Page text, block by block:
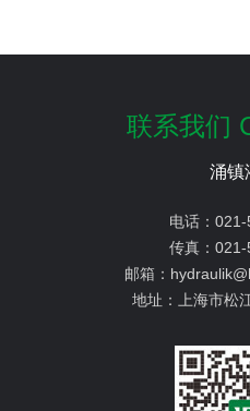
联系我们
涌镇
电话： 021-
传真： 021-
邮箱：
地址：
上海市松